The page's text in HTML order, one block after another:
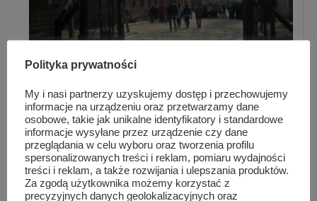
Młodzież z „Kopernika” w Oświęcimiu i ...
Polityka prywatności
My i nasi partnerzy uzyskujemy dostęp i przechowujemy
informacje na urządzeniu oraz przetwarzamy dane
osobowe, takie jak unikalne identyfikatory i standardowe
informacje wysyłane przez urządzenie czy dane
przeglądania w celu wyboru oraz tworzenia profilu
spersonalizowanych treści i reklam, pomiaru wydajności
treści i reklam, a także rozwijania i ulepszania produktów.
Za zgodą użytkownika możemy korzystać z
precyzyjnych danych geolokalizacyjnych oraz